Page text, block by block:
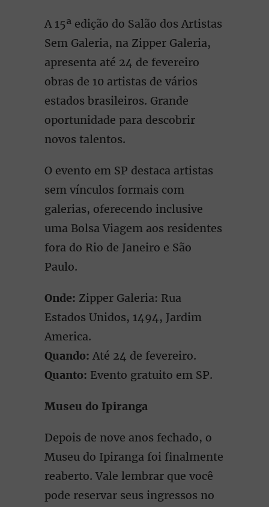
A 15ª edição do Salão dos Artistas
Sem Galeria, na Zipper Galeria,
apresenta até 24 de fevereiro
obras de 10 artistas de vários
estados brasileiros. Grande
oportunidade para descobrir
novos talentos.
O evento em SP destaca artistas
sem vínculos formais com
galerias, oferecendo inclusive
uma Bolsa Viagem aos residentes
fora do Rio de Janeiro e São
Paulo.
Onde: Zipper Galeria: Rua
Estados Unidos, 1494, Jardim
America.
Quando: Até 24 de fevereiro.
Quanto: Evento gratuito em SP.
Museu do Ipiranga
Depois de nove anos fechado, o
Museu do Ipiranga foi finalmente
reaberto. Vale lembrar que você
pode reservar seus ingressos no